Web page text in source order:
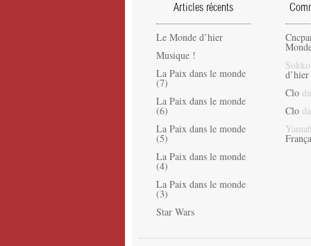
Articles récents
Le Monde d’hier
Musique !
La Paix dans le monde
(7)
La Paix dans le monde
(6)
La Paix dans le monde
(5)
La Paix dans le monde
(4)
La Paix dans le monde
(3)
Star Wars
Sokko
d’hier
Clo
Clo